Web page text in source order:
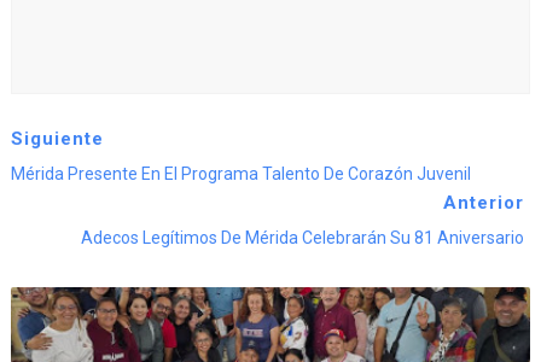
Siguiente
Mérida Presente En El Programa Talento De Corazón Juvenil
Anterior
Adecos Legítimos De Mérida Celebrarán Su 81 Aniversario